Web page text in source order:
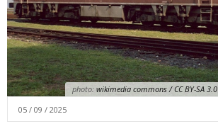
photo: wikimedia commons / CC BY-SA 3.0
05 / 09 / 2025